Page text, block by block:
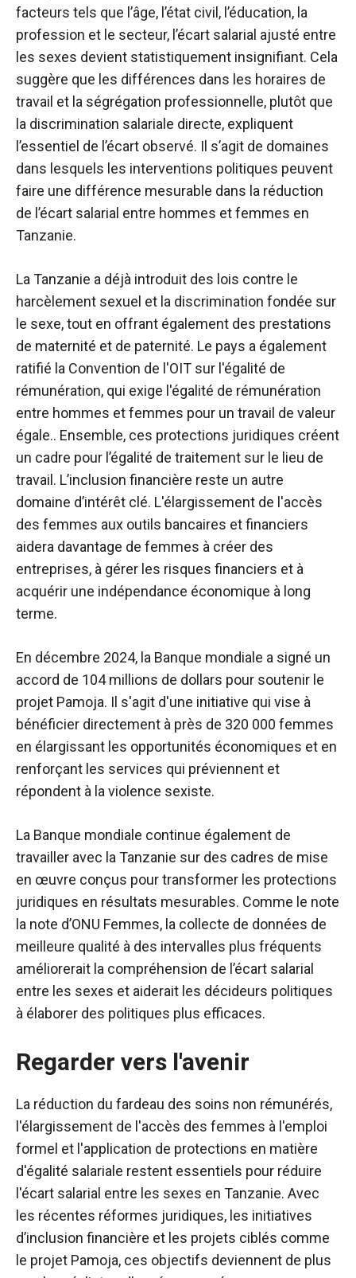
facteurs tels que l’âge, l’état civil, l’éducation, la
profession et le secteur, l’écart salarial ajusté entre
les sexes devient statistiquement insignifiant. Cela
suggère que les différences dans les horaires de
travail et la ségrégation professionnelle, plutôt que
la discrimination salariale directe, expliquent
l’essentiel de l’écart observé. Il s’agit de domaines
dans lesquels les interventions politiques peuvent
faire une différence mesurable dans la réduction
de l’écart salarial entre hommes et femmes en
Tanzanie.
La Tanzanie a déjà introduit des lois contre le
harcèlement sexuel et la discrimination fondée sur
le sexe, tout en offrant également des prestations
de maternité et de paternité. Le pays a également
ratifié la Convention de l'OIT sur l'égalité de
rémunération, qui exige l'égalité de rémunération
entre hommes et femmes pour un travail de valeur
égale.. Ensemble, ces protections juridiques créent
un cadre pour l’égalité de traitement sur le lieu de
travail. L’inclusion financière reste un autre
domaine d’intérêt clé. L'élargissement de l'accès
des femmes aux outils bancaires et financiers
aidera davantage de femmes à créer des
entreprises, à gérer les risques financiers et à
acquérir une indépendance économique à long
terme.
En décembre 2024, la Banque mondiale a signé un
accord de 104 millions de dollars pour soutenir le
projet Pamoja. Il s'agit d'une initiative qui vise à
bénéficier directement à près de 320 000 femmes
en élargissant les opportunités économiques et en
renforçant les services qui préviennent et
répondent à la violence sexiste.
La Banque mondiale continue également de
travailler avec la Tanzanie sur des cadres de mise
en œuvre conçus pour transformer les protections
juridiques en résultats mesurables. Comme le note
la note d’ONU Femmes, la collecte de données de
meilleure qualité à des intervalles plus fréquents
améliorerait la compréhension de l’écart salarial
entre les sexes et aiderait les décideurs politiques
à élaborer des politiques plus efficaces.
Regarder vers l'avenir
La réduction du fardeau des soins non rémunérés,
l'élargissement de l'accès des femmes à l'emploi
formel et l'application de protections en matière
d'égalité salariale restent essentiels pour réduire
l'écart salarial entre les sexes en Tanzanie. Avec
les récentes réformes juridiques, les initiatives
d’inclusion financière et les projets ciblés comme
le projet Pamoja, ces objectifs deviennent de plus